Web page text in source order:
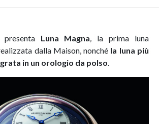
presenta Luna Magna, la prima luna
dalla Maison, nonché la luna più
in un orologio da polso.